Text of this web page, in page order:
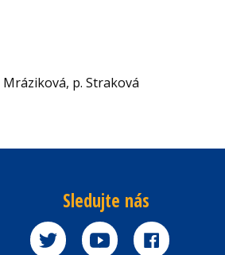
p. Straková
Sledujte nás